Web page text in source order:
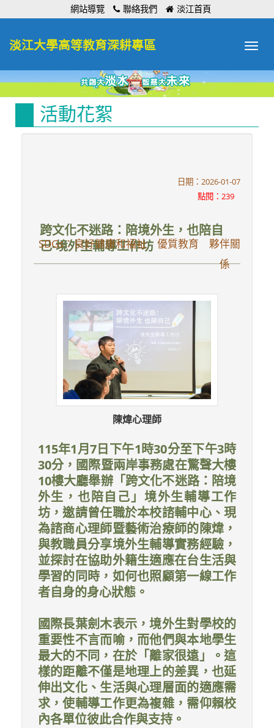
網站導覽 聯絡我們 淡江首頁
Toggle
淡江大學高等教育深耕專區
活動花絮
日期：2026-01-07
點閱：239
跨文化不迷路：陪境外生，也陪自
己-境外生輔導工作坊
SDGs：良好健康和福祉 優質教育 夥伴關
係
陳煒心理師
115年1月7日下午1時30分至下午3時
30分，國際暨兩岸事務處在驚聲大樓
10樓大廳舉辦「跨文化不迷路：陪境
外生，也陪自己」境外生輔導工作
坊，邀請曾任職於本校諮輔中心、現
為諮商心理師暨藝術治療師的陳煒，
與教職員分享境外生輔導實務經驗，
並探討在協助外籍生適應在台生活與
學習的同時，如何也照顧第一線工作
者自身的身心狀態。
國際長葉劍木表示，境外生對學校的
重要性不言而喻，而他們與本地學生
最大的不同，在於「離家很遠」。這
樣的距離不僅是地理上的差異，也延
伸出文化、生活與心理層面的適應需
求，使輔導工作更為複雜，需仰賴校
內各單位彼此合作與支持。